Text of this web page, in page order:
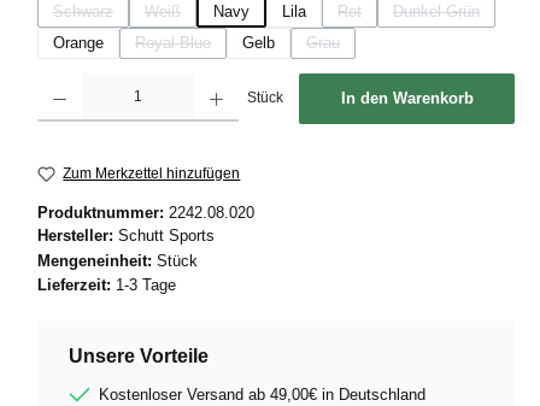
Schwarz
(Diese Option ist zurzeit nicht verfügbar.)
Weiß
(Diese Option ist zurzeit nicht verfügbar.)
Navy Lila Rot Dunkel Grün
Orange Royal Blue
(Diese Option ist zurzeit nicht verfügbar.)
Gelb Grau
(Diese Option ist zurzeit nicht
Stück In den Warenkorb
Zum Merkzettel hinzufügen
Produktnummer: 2242.08.020
Hersteller: Schutt Sports
Mengeneinheit: Stück
Lieferzeit: 1-3 Tage
Unsere Vorteile
Kostenloser Versand ab 49,00€ in Deutschland